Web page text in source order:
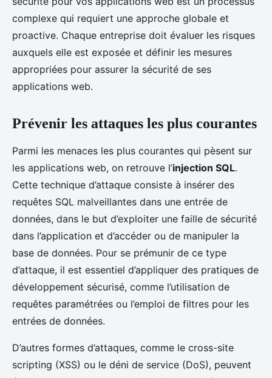
complexe qui requiert une approche globale et
proactive. Chaque entreprise doit évaluer les risques
auxquels elle est exposée et définir les mesures
appropriées pour assurer la sécurité de ses
applications web.
Prévenir les attaques les plus courantes
Parmi les menaces les plus courantes qui pèsent sur
les applications web, on retrouve l’injection SQL.
Cette technique d’attaque consiste à insérer des
requêtes SQL malveillantes dans une entrée de
données, dans le but d’exploiter une faille de sécurité
dans l’application et d’accéder ou de manipuler la
base de données. Pour se prémunir de ce type
d’attaque, il est essentiel d’appliquer des pratiques de
développement sécurisé, comme l’utilisation de
requêtes paramétrées ou l’emploi de filtres pour les
entrées de données.
D’autres formes d’attaques, comme le cross-site
scripting (XSS) ou le déni de service (DoS), peuvent